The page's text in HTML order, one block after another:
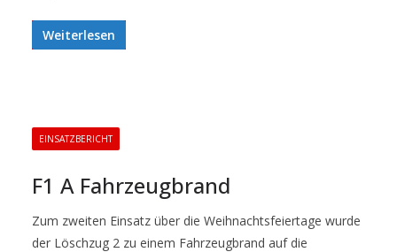
Weiterlesen
EINSATZBERICHT
F1 A Fahrzeugbrand
Zum zweiten Einsatz über die Weihnachtsfeiertage wurde
der Löschzug 2 zu einem Fahrzeugbrand auf die